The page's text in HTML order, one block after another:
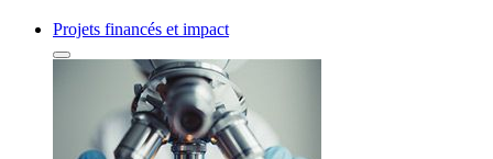
Projets financés et impact